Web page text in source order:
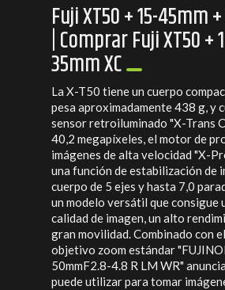
Fuji XT50 + 15-45mm
| Comprar Fuji XT50 +
35mm XC
La X-T50 tiene un cuerpo
pesa aproximadamente 438 g, y
sensor retroiluminado "X-Trans
40,2 megapíxeles, el motor de
imágenes de alta velocidad "X-
una función de estabilización de
cuerpo de 5 ejes y hasta 7,0
un modelo versátil que consigue
calidad de imagen, un alto
gran movilidad. Combinado con
objetivo zoom estándar
50mmF2.8-4.8 R LM WR"
puede utilizar para tomar